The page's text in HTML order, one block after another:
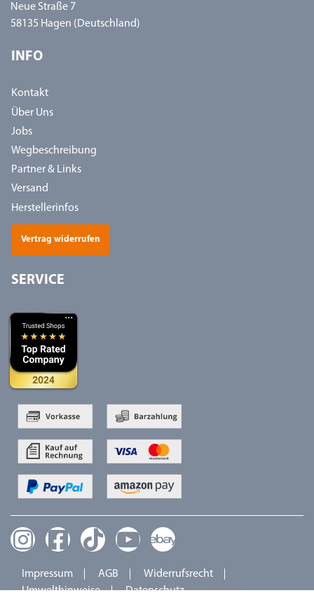
Neue Straße 7
58135 Hagen (Deutschland)
INFO
Kontakt
Über Uns
Jobs
Wegbeschreibung
Partner & Links
Versand
Herstellerinfos
Vertrag widerrufen
SERVICE
Impressum AGB
Widerrufsrecht
Umwelthinweise
Datenschutz